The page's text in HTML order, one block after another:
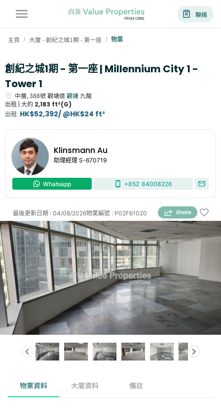
聯絡
主頁 / 大廈 - 創紀之城1期 - 第一座 / 物業
創紀之城1期 - 第一座 | Millennium City 1 -
Tower 1
中層,388號觀塘道觀塘 九龍
出租 | 大約 2,183 ft²(G)
出租: HK$52,392/ @HK$24 ft²
Klinsmann Au
助理經理 S-670719
Whatsapp +852 84008226
物業編號 : P02F61020
最後更新日期 : 04/08/2026
物業資料 大廈資料 備註